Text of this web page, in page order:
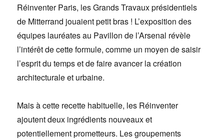
Réinventer Paris, les Grands Travaux présidentiels
de Mitterrand jouaient petit bras ! L’exposition des
équipes lauréates au Pavillon de l’Arsenal révèle
l’intérêt de cette formule, comme un moyen de saisir
l’esprit du temps et de faire avancer la création
architecturale et urbaine.
Mais à cette recette habituelle, les Réinventer
ajoutent deux ingrédients nouveaux et
potentiellement prometteurs. Les groupements